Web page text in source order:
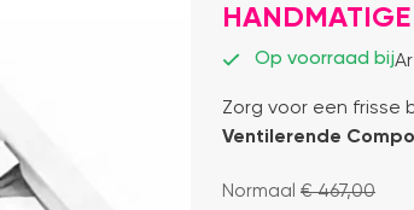
Op voorraad bij
Zorg voor een frisse
Ventilerende
Normaal €467,00